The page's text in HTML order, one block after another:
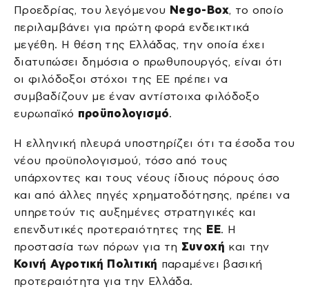
Προεδρίας, του λεγόμενου Nego-Box, το οποίο
περιλαμβάνει για πρώτη φορά ενδεικτικά
μεγέθη. Η θέση της Ελλάδας, την οποία έχει
διατυπώσει δημόσια ο πρωθυπουργός, είναι ότι
οι φιλόδοξοι στόχοι της ΕΕ πρέπει να
συμβαδίζουν με έναν αντίστοιχα φιλόδοξο
ευρωπαϊκό προϋπολογισμό.
Η ελληνική πλευρά υποστηρίζει ότι τα έσοδα του
νέου προϋπολογισμού, τόσο από τους
υπάρχοντες και τους νέους ίδιους πόρους όσο
και από άλλες πηγές χρηματοδότησης, πρέπει να
υπηρετούν τις αυξημένες στρατηγικές και
επενδυτικές προτεραιότητες της ΕΕ. Η
προστασία των πόρων για τη Συνοχή και την
Κοινή Αγροτική Πολιτική παραμένει βασική
προτεραιότητα για την Ελλάδα.